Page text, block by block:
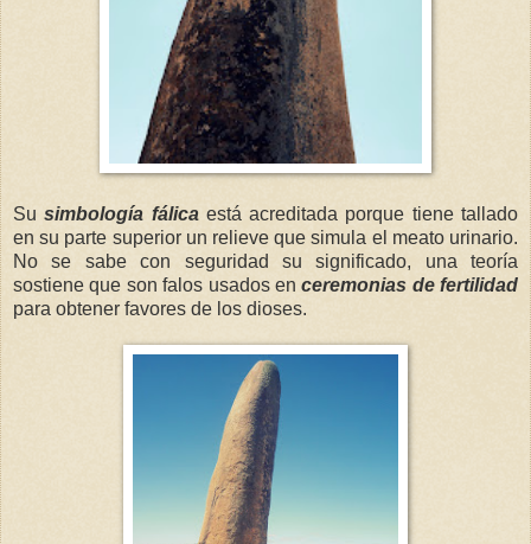
Susimbología fálicaestá acreditada porque tiene tallado
en su parte superior un relieve que simula el meato urinario.
No se sabe con seguridad su significado, una teoría
sostiene que son falos usados enceremonias de fertilidad
para obtener favores de los dioses.